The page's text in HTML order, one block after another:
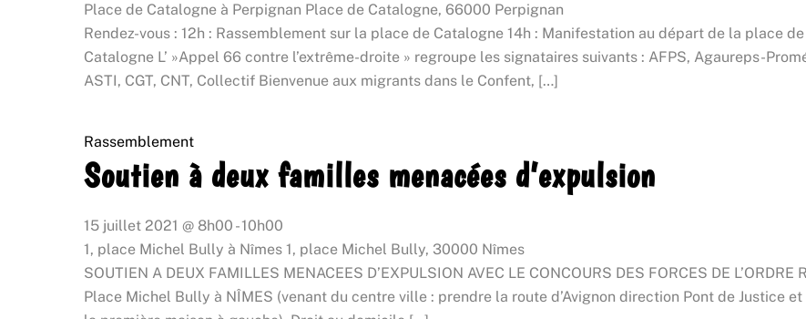
Place de Catalogne à Perpignan Place de Catalogne, 66000 Perpignan
Rendez-vous : 12h : Rassemblement sur la place de Catalogne 14h : Manifestation au départ de la place
Catalogne L’ »Appel 66 contre l’extrême-droite » regroupe les signataires suivants : AFPS, Agaureps-
ASTI, CGT, CNT, Collectif Bienvenue aux migrants dans le Confent, […]
Rassemblement
Soutien à deux familles menacées d’expulsion
15 juillet 2021 @ 8h00 -10h00
1, place Michel Bully à Nîmes 1, place Michel Bully, 30000 Nîmes
SOUTIEN A DEUX FAMILLES MENACEES D’EXPULSION AVEC LE CONCOURS DES FORCES DE
Place Michel Bully à NÎMES (venant du centre ville : prendre la route d’Avignon direction Pont de Justice